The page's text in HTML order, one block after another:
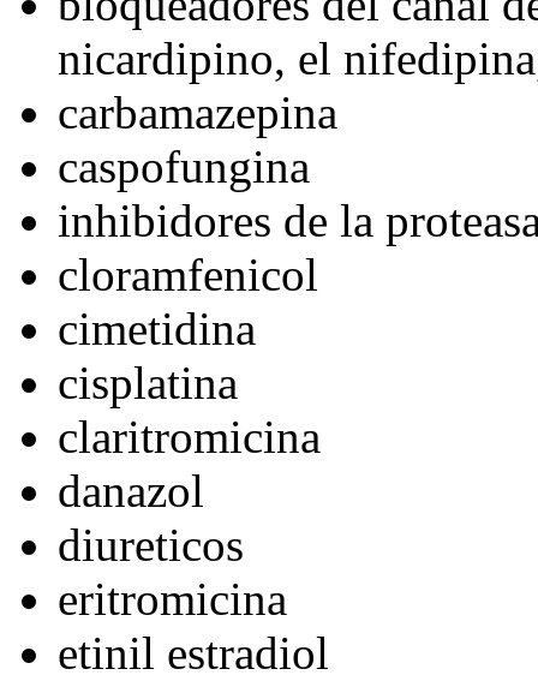
nicardipino, el
carbamazepina
caspofungina
inhibidores de la
cloramfenicol
cimetidina
cisplatina
claritromicina
danazol
diureticos
eritromicina
etinil estradiol